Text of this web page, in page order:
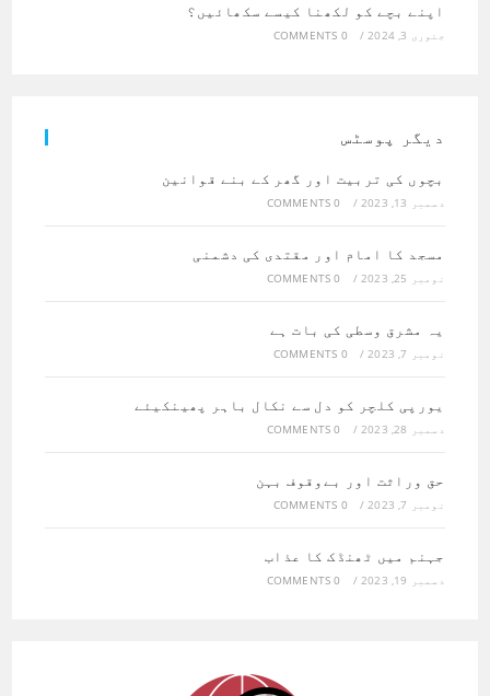
اپنے بچے کو لکھنا کیسے سکھائیں؟
جنوری 3, 2024 /
0 COMMENTS
دیگر پوسٹس
بچوں کی تربیت اور گھر کے بنے قوانین
دسمبر 13, 2023 /
0 COMMENTS
مسجد کا امام اور مقتدی کی دشمنی
نومبر 25, 2023 /
0 COMMENTS
یہ مشرق وسطی کی بات ہے
نومبر 7, 2023 /
0 COMMENTS
یورپی کلچر کو دل سے نکال باہر پھینکیئے
دسمبر 28, 2023 /
0 COMMENTS
حق وراثت اور بےوقوف بہن
نومبر 7, 2023 /
0 COMMENTS
جہنم میں ٹھنڈک کا عذاب
دسمبر 19, 2023 /
0 COMMENTS